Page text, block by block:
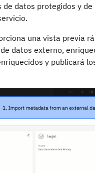
datos protegidos y
una vista previa
datos externo,
y publicará